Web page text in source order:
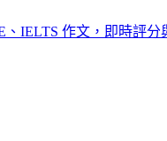
、IELTS 作文，即時評分